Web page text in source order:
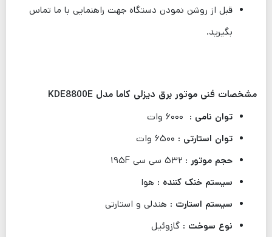
قبل از روشن نمودن دستگاه جهت راهنمایی با ما تماس
بگیرید.
مشخصات فنی موتور برق دیزلی کاما مدل KDE8800E
توان نامی : ۶۰۰۰ وات
توان استارتی : ۶۵۰۰ وات
حجم موتور : ۵۳۲ سی سی ۱۹۵F
سیستم خنک کننده : هوا
سیستم استارت : هندلی و استارتی
نوع سوخت : گازوئیل